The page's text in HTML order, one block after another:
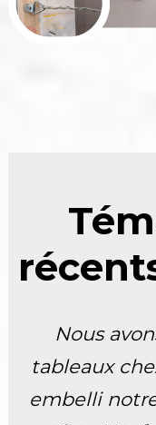
Nous
tableaux
embelli